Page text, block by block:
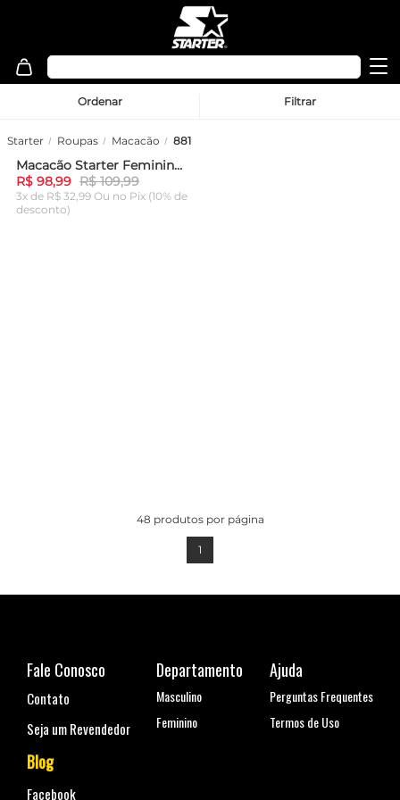
Ordenar Filtrar
Starter Roupas Macacão 881
-10%Macacão Starter Feminino Com Abertura Nas Costas Mini Logo Preto
R$ 98,99 R$ 109,99
3x de R$ 32,99 Ou no Pix (10% de
desconto)
48 produtos por página
1
Fale Conosco
Contato
Seja um Revendedor
Blog
Facebook
Departamento
Masculino
Feminino
Ajuda
Perguntas Frequentes
Termos de Uso